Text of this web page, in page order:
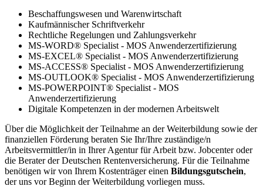
Beschaffungswesen und Warenwirtschaft
Kaufmännischer Schriftverkehr
Rechtliche Regelungen und Zahlungsverkehr
MS-WORD® Specialist - MOS Anwenderzertifizierung
MS-EXCEL® Specialist - MOS Anwenderzertifizierung
MS-ACCESS® Specialist - MOS Anwenderzertifizierung
MS-OUTLOOK® Specialist - MOS Anwenderzertifizierung
MS-POWERPOINT® Specialist - MOS
Anwenderzertifizierung
Digitale Kompetenzen in der modernen Arbeitswelt
Über die Möglichkeit der Teilnahme an der Weiterbildung sowie der
finanziellen Förderung beraten Sie Ihr/Ihre zuständige/n
Arbeitsvermittler/in in Ihrer Agentur für Arbeit bzw. Jobcenter oder
die Berater der Deutschen Rentenversicherung. Für die Teilnahme
benötigen wir von Ihrem Kostenträger einen Bildungsgutschein,
der uns vor Beginn der Weiterbildung vorliegen muss.